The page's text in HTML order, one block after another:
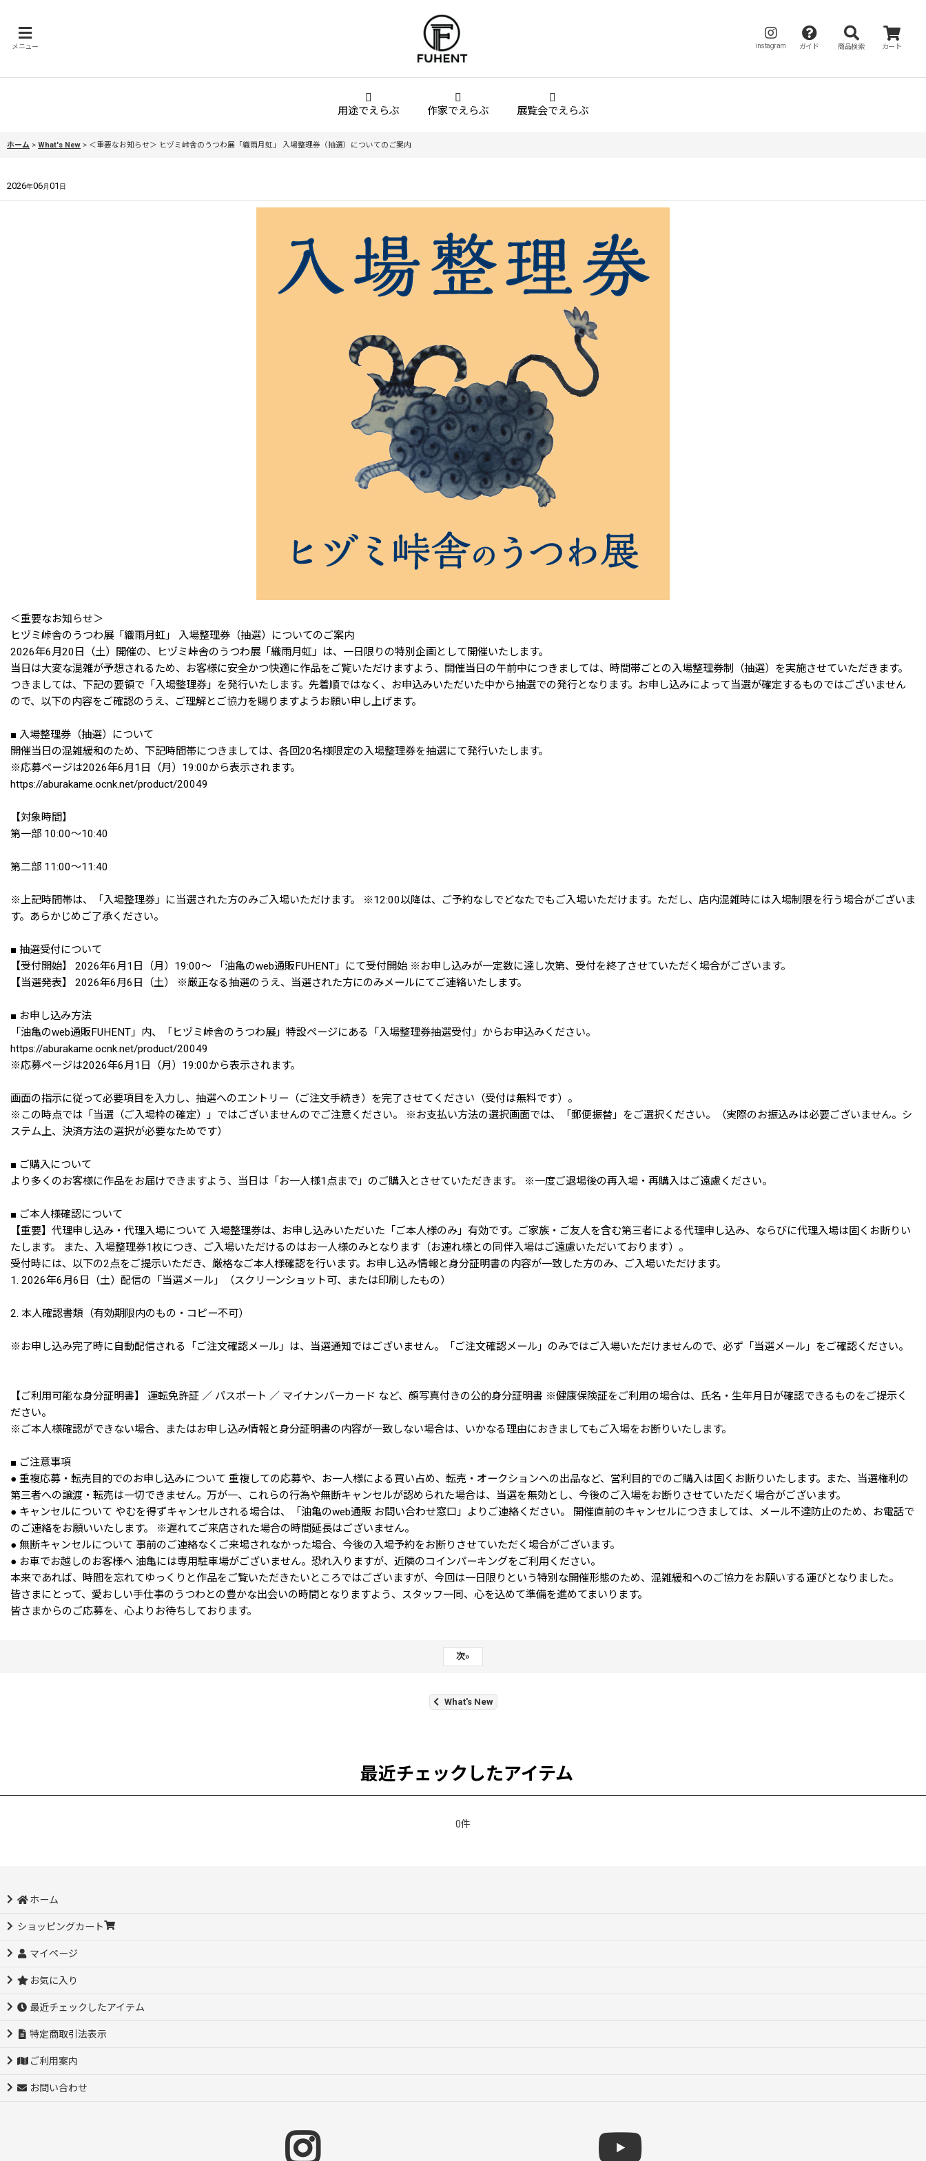
メニュー instagram ガイド 商品検索 カート
用途でえらぶ 作家でえらぶ 展覧会でえらぶ
ホーム > What's New > ＜重要なお知らせ＞ ヒヅミ峠舎のうつわ展「織雨月虹」 入場整理券（抽選）についてのご案内
2026年06月01 日
＜重要なお知らせ＞
ヒヅミ峠舎のうつわ展「織雨月虹」 入場整理券（抽選）についてのご案内
2026年6月20日（土）開催の、ヒヅミ峠舎のうつわ展「織雨月虹」は、一日限りの特別企画として開催いたします。
当日は大変な混雑が予想されるため、お客様に安全かつ快適に作品をご覧いただけますよう、開催当日の午前中につきましては、時間帯ごとの入場整理券制（抽選）を実施させていただきます。
つきましては、下記の要領で「入場整理券」を発行いたします。先着順ではなく、お申込みいただいた中から抽選での発行となります。お申し込みによって当選が確定するものではございません
ので、以下の内容をご確認のうえ、ご理解とご協力を賜りますようお願い申し上げます。
■ 入場整理券（抽選）について
開催当日の混雑緩和のため、下記時間帯につきましては、各回20名様限定の入場整理券を抽選にて発行いたします。
※応募ページは2026年6月1日（月）19:00から表示されます。
https://aburakame.ocnk.net/product/20049
【対象時間】
第一部 10:00〜10:40
第二部 11:00〜11:40
※上記時間帯は、「入場整理券」に当選された方のみご入場いただけます。 ※12:00以降は、ご予約なしでどなたでもご入場いただけます。ただし、店内混雑時には入場制限を行う場合がございま
す。あらかじめご了承ください。
■ 抽選受付について
【受付開始】 2026年6月1日（月）19:00〜 「油亀のweb通販FUHENT」にて受付開始 ※お申し込みが一定数に達し次第、受付を終了させていただく場合がございます。
【当選発表】 2026年6月6日（土） ※厳正なる抽選のうえ、当選された方にのみメールにてご連絡いたします。
■ お申し込み方法
「油亀のweb通販FUHENT」内、「ヒヅミ峠舎のうつわ展」特設ページにある「入場整理券抽選受付」からお申込みください。
https://aburakame.ocnk.net/product/20049
※応募ページは2026年6月1日（月）19:00から表示されます。
画面の指示に従って必要項目を入力し、抽選へのエントリー（ご注文手続き）を完了させてください（受付は無料です）。
※この時点では「当選（ご入場枠の確定）」ではございませんのでご注意ください。 ※お支払い方法の選択画面では、「郵便振替」をご選択ください。（実際のお振込みは必要ございません。シ
ステム上、決済方法の選択が必要なためです）
■ ご購入について
より多くのお客様に作品をお届けできますよう、当日は「お一人様1点まで」のご購入とさせていただきます。 ※一度ご退場後の再入場・再購入はご遠慮ください。
■ ご本人様確認について
【重要】代理申し込み・代理入場について 入場整理券は、お申し込みいただいた「ご本人様のみ」有効です。ご家族・ご友人を含む第三者による代理申し込み、ならびに代理入場は固くお断りい
たします。 また、入場整理券1枚につき、ご入場いただけるのはお一人様のみとなります（お連れ様との同伴入場はご遠慮いただいております）。
受付時には、以下の2点をご提示いただき、厳格なご本人様確認を行います。お申し込み情報と身分証明書の内容が一致した方のみ、ご入場いただけます。
1. 2026年6月6日（土）配信の「当選メール」（スクリーンショット可、または印刷したもの）
2. 本人確認書類（有効期限内のもの・コピー不可）
※お申し込み完了時に自動配信される「ご注文確認メール」は、当選通知ではございません。「ご注文確認メール」のみではご入場いただけませんので、必ず「当選メール」をご確認ください。
【ご利用可能な身分証明書】 運転免許証 ／ パスポート ／ マイナンバーカード など、顔写真付きの公的身分証明書 ※健康保険証をご利用の場合は、氏名・生年月日が確認できるものをご提示く
ださい。
※ご本人様確認ができない場合、またはお申し込み情報と身分証明書の内容が一致しない場合は、いかなる理由におきましてもご入場をお断りいたします。
■ ご注意事項
● 重複応募・転売目的でのお申し込みについて 重複しての応募や、お一人様による買い占め、転売・オークションへの出品など、営利目的でのご購入は固くお断りいたします。また、当選権利の
第三者への譲渡・転売は一切できません。万が一、これらの行為や無断キャンセルが認められた場合は、当選を無効とし、今後のご入場をお断りさせていただく場合がございます。
● キャンセルについて やむを得ずキャンセルされる場合は、「油亀のweb通販 お問い合わせ窓口」よりご連絡ください。 開催直前のキャンセルにつきましては、メール不達防止のため、お電話で
のご連絡をお願いいたします。 ※遅れてご来店された場合の時間延長はございません。
● 無断キャンセルについて 事前のご連絡なくご来場されなかった場合、今後の入場予約をお断りさせていただく場合がございます。
● お車でお越しのお客様へ 油亀には専用駐車場がございません。恐れ入りますが、近隣のコインパーキングをご利用ください。
本来であれば、時間を忘れてゆっくりと作品をご覧いただきたいところではございますが、今回は一日限りという特別な開催形態のため、混雑緩和へのご協力をお願いする運びとなりました。
皆さまにとって、愛おしい手仕事のうつわとの豊かな出会いの時間となりますよう、スタッフ一同、心を込めて準備を進めてまいります。
皆さまからのご応募を、心よりお待ちしております。
次»
What's New
最近チェックしたアイテム
0件
ホーム
ショッピングカート
マイページ
お気に入り
最近チェックしたアイテム
特定商取引法表示
ご利用案内
お問い合わせ